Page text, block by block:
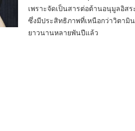
เพราะจัดเป็นสารต่อต้านอนุมูลอิส
ซึ่งมีประสิทธิภาพที่เหนือกว่าวิตามิ
ยาวนานหลายพันปีแล้ว